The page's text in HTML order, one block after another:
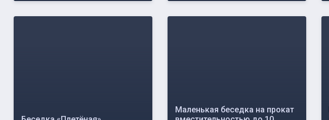
Маленькая беседка на прокат